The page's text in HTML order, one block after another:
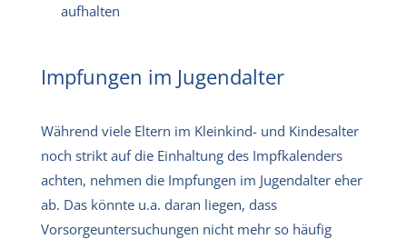
aufhalten
Impfungen im Jugendalter
Während viele Eltern im Kleinkind- und Kindesalter
noch strikt auf die Einhaltung des Impfkalenders
achten, nehmen die Impfungen im Jugendalter eher
ab. Das könnte u.a. daran liegen, dass
Vorsorgeuntersuchungen nicht mehr so häufig